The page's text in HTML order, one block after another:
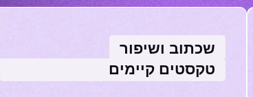
שכתוב ושיפור
טקסטים קיימים